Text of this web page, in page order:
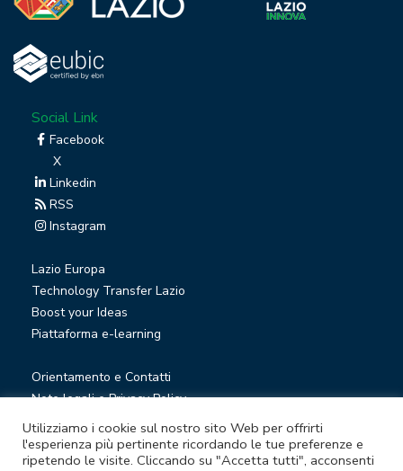
Social Link
Facebook
X
Linkedin
RSS
Instagram
Lazio Europa
Technology Transfer Lazio
Boost your Ideas
Piattaforma e-learning
Orientamento e Contatti
Note legali e Privacy Policy
Privacy Newsletter
Società trasparente
Whistleblowing
Utilizziamo i cookie sul nostro sito Web per offrirti
l'esperienza più pertinente ricordando le tue preferenze e
ripetendo le visite. Cliccando su "Accetta tutti", acconsenti